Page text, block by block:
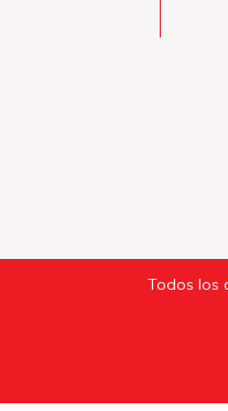
Todos los